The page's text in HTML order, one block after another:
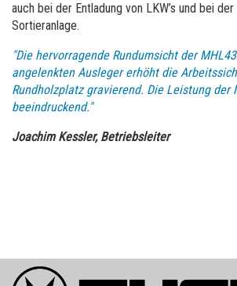
auch bei der Entladung von LKW’s und bei
Sortieranlage.
"Die hervorragende Rundumsicht der
angelenkten Ausleger erhöht die
Rundholzplatz gravierend. Die Leistung der
beeindruckend."
Joachim Kessler, Betriebsleiter